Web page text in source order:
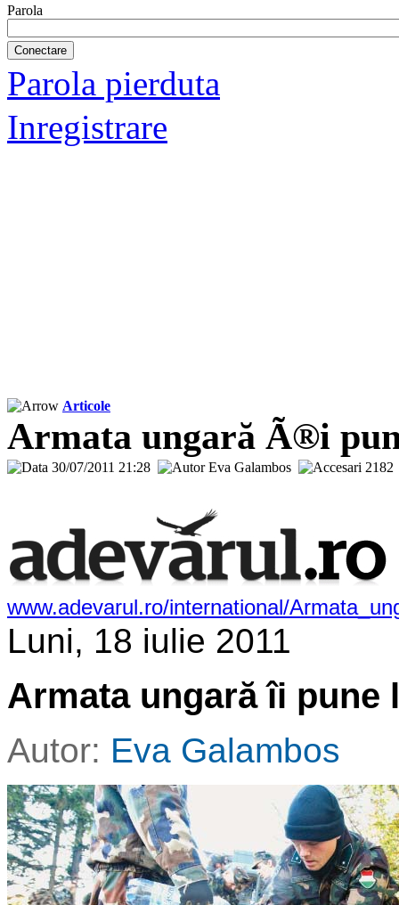
Parola
Parola pierduta
Inregistrare
Articole
Armata ungară Ã®i
30/07/2011 21:28 Eva Galambos
www.adevarul.ro/international/
Luni, 18 iulie 2011
Armata ungară îi pune
Autor: Eva Galambos